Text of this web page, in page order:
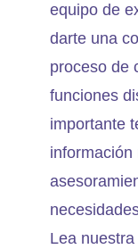
equipo de
darte una
proceso de
funciones
importante
información
Lea nuestra